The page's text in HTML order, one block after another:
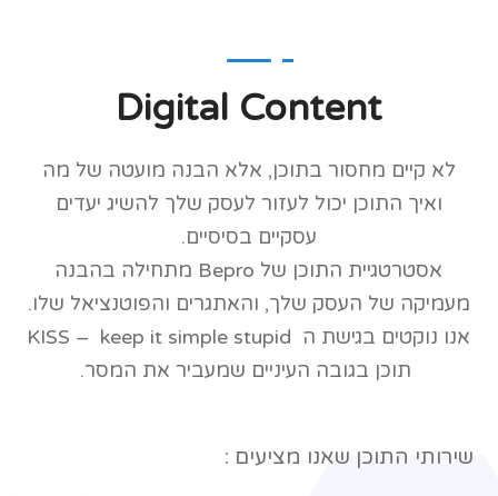
Digital Content
לא קיים מחסור בתוכן, אלא הבנה מועטה של מה
ואיך התוכן יכול לעזור לעסק שלך להשיג יעדים
עסקיים בסיסיים.
אסטרטגיית התוכן של Bepro מתחילה בהבנה
מעמיקה של העסק שלך, והאתגרים והפוטנציאל שלו.
אנו נוקטים בגישת ה KISS – keep it simple stupid
תוכן בגובה העיניים שמעביר את המסר.
שירותי התוכן שאנו מציעים :